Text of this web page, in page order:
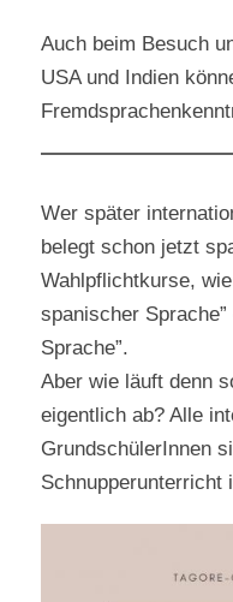
Auch beim Besuch
USA und Indien
Wer später
belegt schon jetzt
Wahlpflichtkurse,
spanischer
Sprache”.
Aber wie läuft denn
eigentlich ab? Alle
GrundschülerInnen
Schnupperunterricht